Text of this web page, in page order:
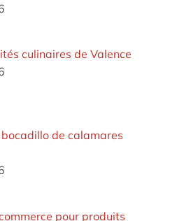
culinaires de Valence
de calamares
pour produits